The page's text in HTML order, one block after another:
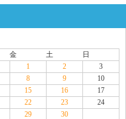
金 土
日
1
2
3
8 9
10
15 16
17
22 23
24
29 30